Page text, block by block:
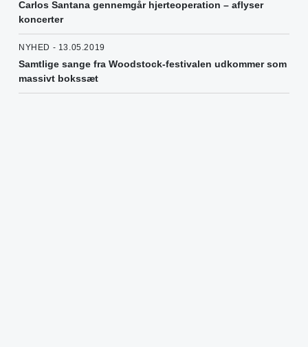
Carlos Santana gennemgår hjerteoperation – aflyser
koncerter
NYHED - 13.05.2019
Samtlige sange fra Woodstock-festivalen udkommer som
massivt bokssæt